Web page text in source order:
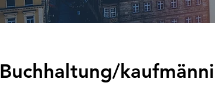
Buchhaltung/